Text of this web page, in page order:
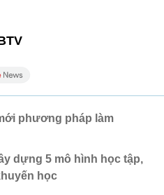
phương pháp làm
dựng 5 mô hình học tập,
học